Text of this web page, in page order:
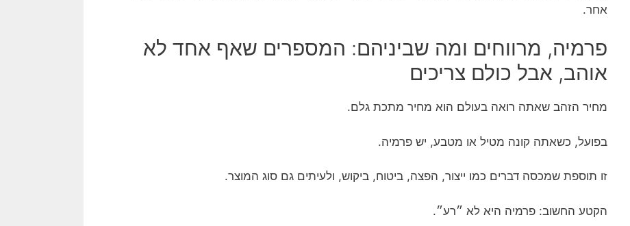
אחר.
פרמיה, מרווחים ומה שביניהם: המספרים שאף אחד לא
אוהב, אבל כולם צריכים
מחיר הזהב שאתה רואה בעולם הוא מחיר מתכת גלם.
בפועל, כשאתה קונה מטיל או מטבע, יש פרמיה.
זו תוספת שמכסה דברים כמו ייצור, הפצה, ביטוח, ביקוש, ולעיתים גם סוג המוצר.
הקטע החשוב: פרמיה היא לא ״רע״.